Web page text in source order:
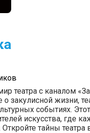
театра с каналом
о закулисной жизни,
событиях.
искусства, где
Откройте тайны